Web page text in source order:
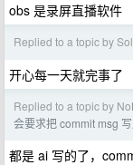
obs 是录屏直播软件
Replied to a topic by
开心每一天就完事了
Replied to a topic by
会要求把 commit msg
都是 ai 写的了，